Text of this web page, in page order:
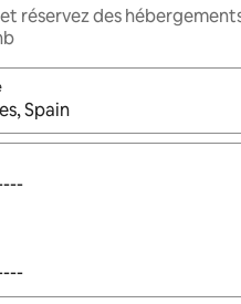
réservez des
les résultats s'affichent, utilisez